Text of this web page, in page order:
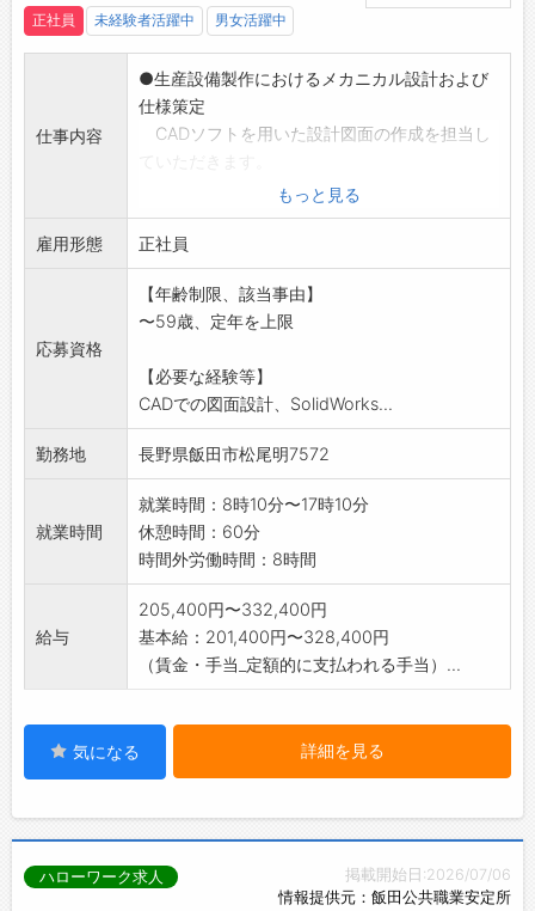
正社員 未経験者活躍中 男女活躍中
仕事内容
●生産設備製作におけるメカニカル設計および
仕様策定
CADソフトを用いた設計図面の作成を担当し
※雇用条件等の詳細については面接時に説明い
たします。
【変更範囲】:変更なし
もっと見る
雇用形態 正社員
応募資格
【年齢制限、該当事由】
〜59歳、定年を上限
【必要な経験等】
CADでの図面設計、SolidWorks...
勤務地 長野県飯田市松尾明7572
就業時間
就業時間：8時10分〜17時10分
休憩時間：60分
時間外労働時間：8時間
給与
205,400円〜332,400円
基本給：201,400円〜328,400円
（賃金・手当_定額的に支払われる手当）...
気になる 詳細を見る
掲載開始日:2026/07/06
情報提供元：飯田公共職業安定所
ハローワーク求人